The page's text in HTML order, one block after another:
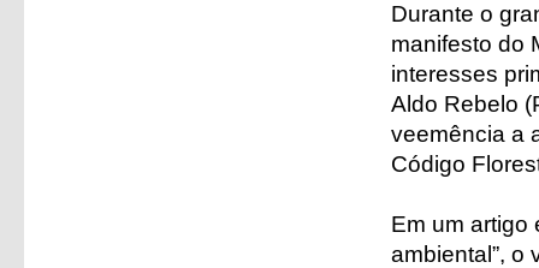
Durante o
manifesto do
interesses
Aldo Rebelo
veemência a
Código
Em um artigo
ambiental”, o